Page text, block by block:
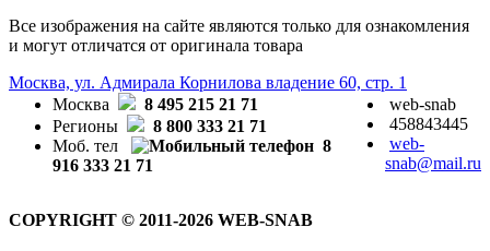
Все изображения на сайте являются только для ознакомления
и могут отличатся от оригинала товара
Москва, ул. Адмирала Корнилова владение 60, стр. 1
Москва
8 495 215 21 71
Регионы
8 800 333 21 71
Моб. тел
8
916 333 21 71
web-snab
458843445
web-
snab@mail.ru
COPYRIGHT © 2011-2026 WEB-SNAB